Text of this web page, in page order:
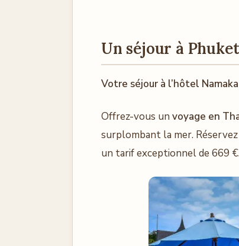
Un séjour à
Votre séjour à l’hôtel
Offrez-vous un voyage en
surplombant la mer.
un tarif exceptionnel de 669